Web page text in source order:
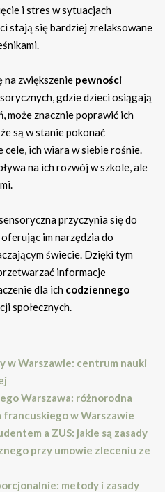
i stres w sytuacjach
stają się bardziej zrelaksowane
zwiększenie pewności
gdzie dzieci osiągają
może znacznie poprawić ich
są w stanie pokonać
cele, ich wiara w siebie rośnie.
na ich rozwój w szkole, ale
przyczynia się do
im narzędzia do
świecie. Dzięki tym
informacje
dla ich codziennego
społecznych.
w Warszawie: centrum nauki
Warszawa: różnorodna
w Warszawie
a ZUS: jakie są zasady
przy umowie zleceniu ze
metody i zasady